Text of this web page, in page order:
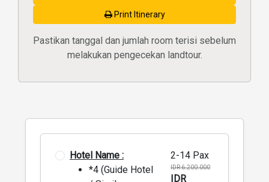
Print Itinerary
Pastikan tanggal dan jumlah room terisi sebelum
melakukan pengecekan landtour.
Hotel Name :
*4 (Guide Hotel
2-14 Pax
IDR 6.200.000
IDR